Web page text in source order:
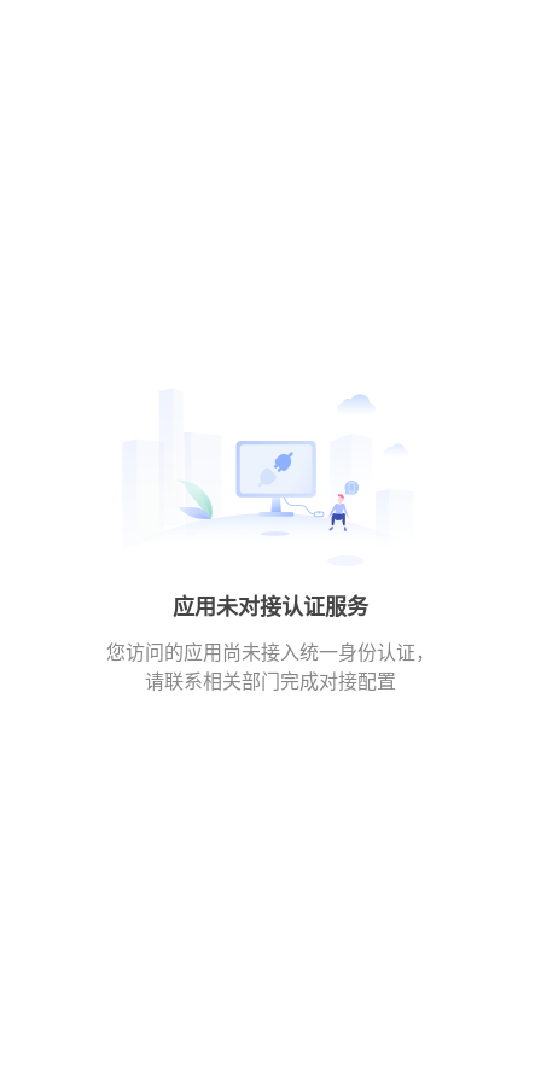
应用未对接认证服务
您访问的应用尚未接入统一身份认证，
请联系相关部门完成对接配置